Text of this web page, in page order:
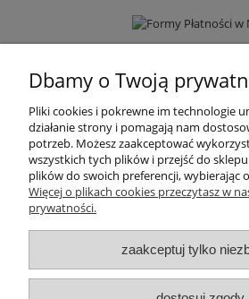
Informacje
Moje konto
Płatności i
Kontakt
Dbamy o Twoją
Pliki cookies i pokrewne im technologie
działanie strony i pomagają nam
potrzeb. Możesz zaakceptować
wszystkich tych plików i przejść do
plików do swoich preferencji, wybierając
Więcej o plikach cookies przeczytasz w
prywatności.
zaakceptuj tylko